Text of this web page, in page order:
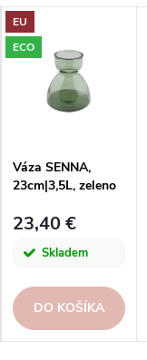
EU
ECO
Váza SENNA,
23cm|3,5L, zeleno
23,40 €
Skladem
DO KOŠÍKA